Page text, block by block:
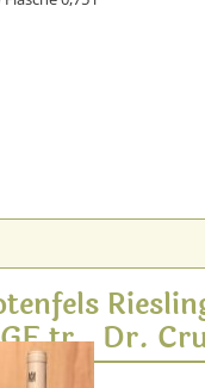
tr., Dr.